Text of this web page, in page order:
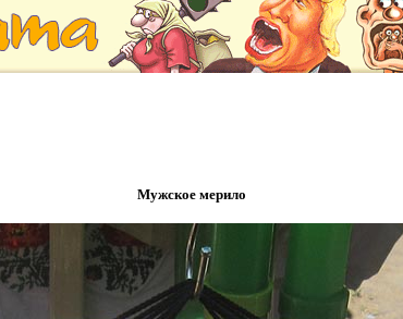
Мужское мерило